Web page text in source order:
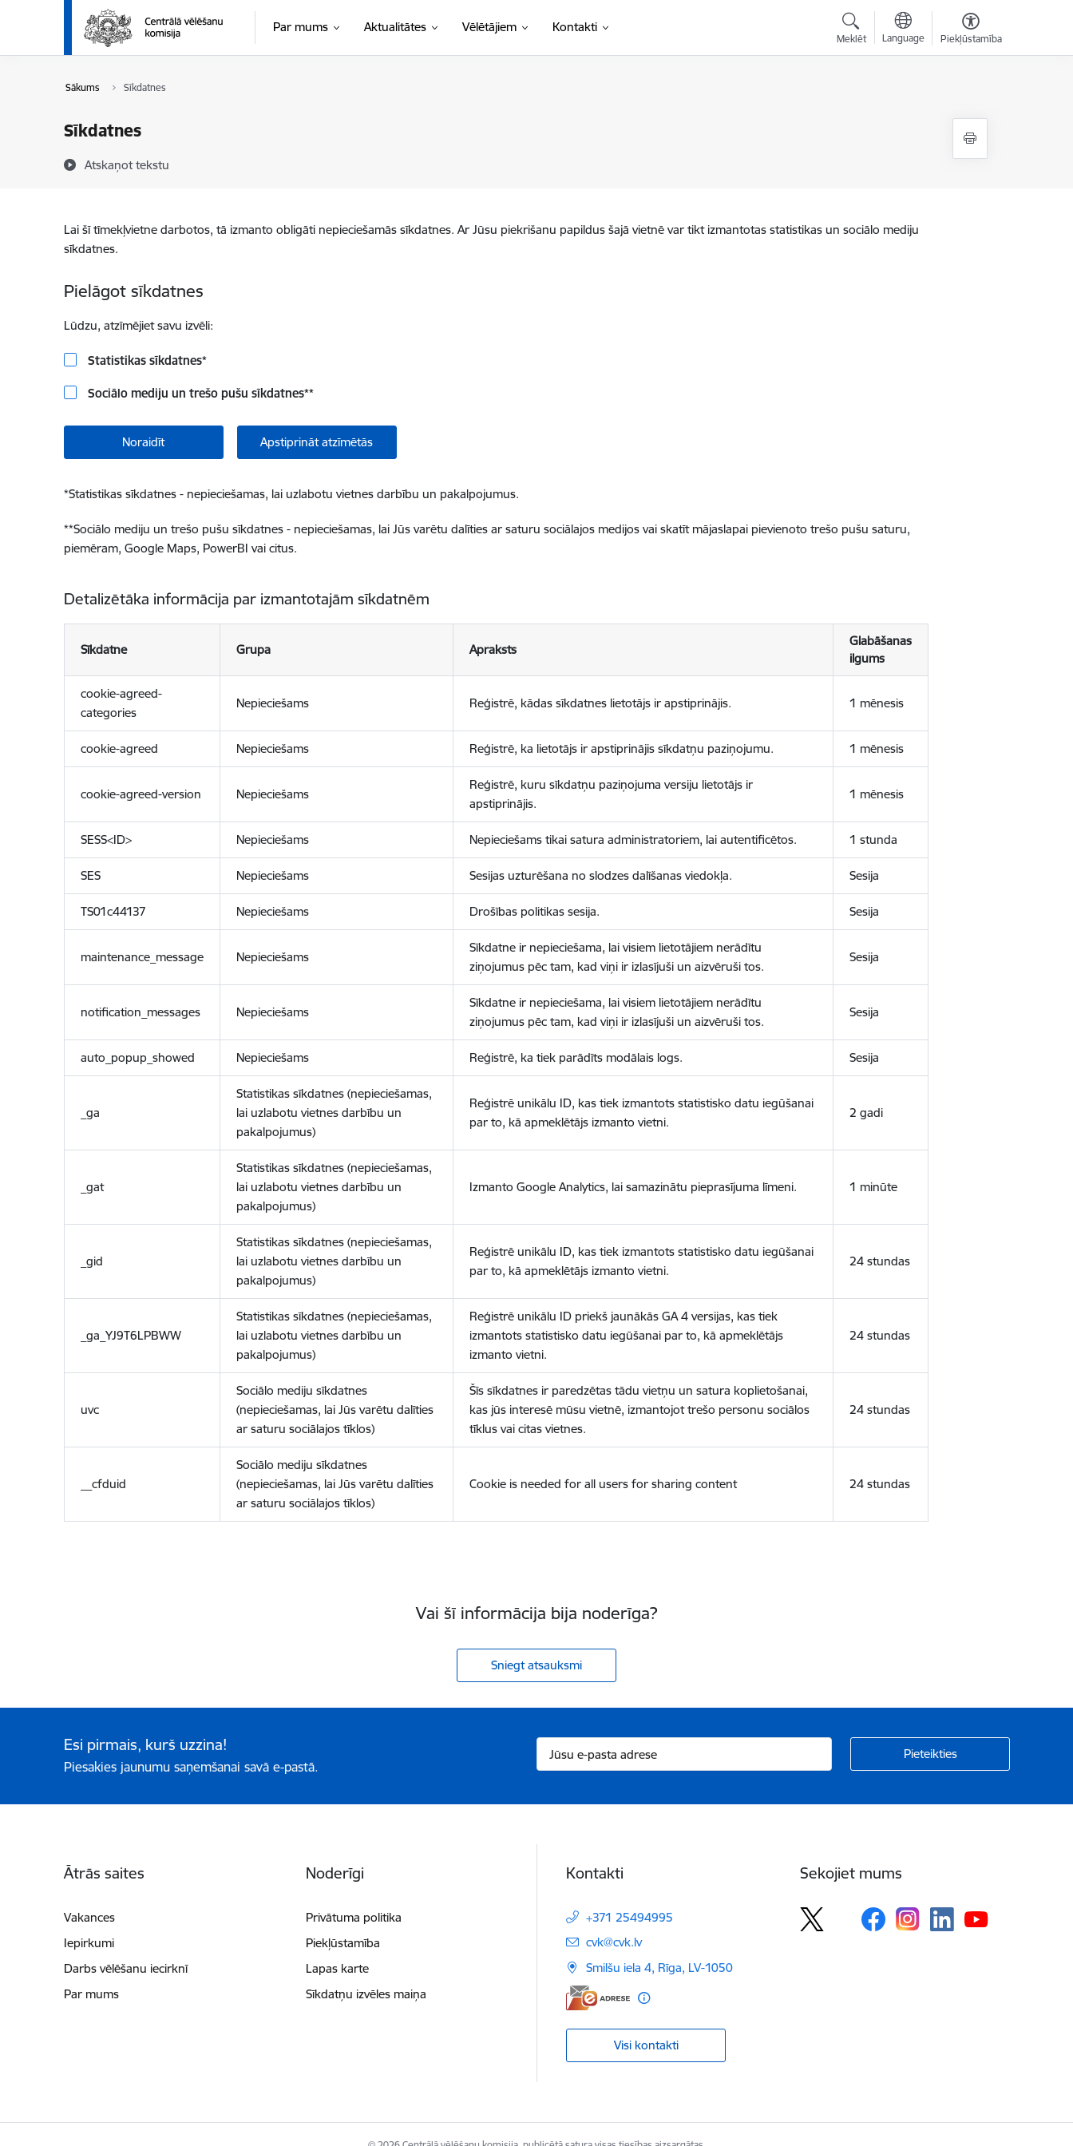
Pāriet uz lapas saturu
Par mums Aktualitātes Vēlētājiem Kontakti
Meklēt Language Piekļūstamība
Sākums Sīkdatnes
Sīkdatnes
Atskaņot tekstu
Lai šī tīmekļvietne darbotos, tā izmanto obligāti nepieciešamās sīkdatnes. Ar Jūsu piekrišanu papildus šajā vietnē var tikt izmantotas statistikas un sociālo mediju
sīkdatnes.
Pielāgot sīkdatnes
Lūdzu, atzīmējiet savu izvēli:
Statistikas sīkdatnes*
Sociālo mediju un trešo pušu sīkdatnes**
Noraidīt Apstiprināt atzīmētās
*Statistikas sīkdatnes - nepieciešamas, lai uzlabotu vietnes darbību un pakalpojumus.
**Sociālo mediju un trešo pušu sīkdatnes - nepieciešamas, lai Jūs varētu dalīties ar saturu sociālajos medijos vai skatīt mājaslapai pievienoto trešo pušu saturu,
piemēram, Google Maps, PowerBI vai citus.
Detalizētāka informācija par izmantotajām sīkdatnēm
Sīkdatne Grupa Apraksts
Glabāšanas
ilgums
cookie-agreed-
categories
Nepieciešams Reģistrē, kādas sīkdatnes lietotājs ir apstiprinājis. 1 mēnesis
cookie-agreed Nepieciešams Reģistrē, ka lietotājs ir apstiprinājis sīkdatņu paziņojumu. 1 mēnesis
cookie-agreed-version Nepieciešams
Reģistrē, kuru sīkdatņu paziņojuma versiju lietotājs ir
apstiprinājis.
1 mēnesis
SESS<ID> Nepieciešams Nepieciešams tikai satura administratoriem, lai autentificētos. 1 stunda
SES Nepieciešams Sesijas uzturēšana no slodzes dalīšanas viedokļa. Sesija
TS01c44137 Nepieciešams Drošības politikas sesija. Sesija
maintenance_message Nepieciešams
Sīkdatne ir nepieciešama, lai visiem lietotājiem nerādītu
ziņojumus pēc tam, kad viņi ir izlasījuši un aizvēruši tos.
Sesija
notification_messages Nepieciešams
Sīkdatne ir nepieciešama, lai visiem lietotājiem nerādītu
ziņojumus pēc tam, kad viņi ir izlasījuši un aizvēruši tos.
Sesija
auto_popup_showed Nepieciešams Reģistrē, ka tiek parādīts modālais logs. Sesija
_ga
Statistikas sīkdatnes (nepieciešamas,
lai uzlabotu vietnes darbību un
pakalpojumus)
Reģistrē unikālu ID, kas tiek izmantots statistisko datu iegūšanai
par to, kā apmeklētājs izmanto vietni.
2 gadi
_gat
Statistikas sīkdatnes (nepieciešamas,
lai uzlabotu vietnes darbību un
pakalpojumus)
Izmanto Google Analytics, lai samazinātu pieprasījuma līmeni. 1 minūte
_gid
Statistikas sīkdatnes (nepieciešamas,
lai uzlabotu vietnes darbību un
pakalpojumus)
Reģistrē unikālu ID, kas tiek izmantots statistisko datu iegūšanai
par to, kā apmeklētājs izmanto vietni.
24 stundas
_ga_YJ9T6LPBWW
Statistikas sīkdatnes (nepieciešamas,
lai uzlabotu vietnes darbību un
pakalpojumus)
Reģistrē unikālu ID priekš jaunākās GA 4 versijas, kas tiek
izmantots statistisko datu iegūšanai par to, kā apmeklētājs
izmanto vietni.
24 stundas
uvc
Sociālo mediju sīkdatnes
(nepieciešamas, lai Jūs varētu dalīties
ar saturu sociālajos tīklos)
Šīs sīkdatnes ir paredzētas tādu vietņu un satura koplietošanai,
kas jūs interesē mūsu vietnē, izmantojot trešo personu sociālos
tīklus vai citas vietnes.
24 stundas
__cfduid
Sociālo mediju sīkdatnes
(nepieciešamas, lai Jūs varētu dalīties
ar saturu sociālajos tīklos)
Cookie is needed for all users for sharing content 24 stundas
Vai šī informācija bija noderīga?
Sniegt atsauksmi
Esi pirmais, kurš uzzina!
Piesakies jaunumu saņemšanai savā e-pastā.
Ātrās saites
Vakances
Iepirkumi
Darbs vēlēšanu iecirknī
Par mums
Noderīgi
Privātuma politika
Piekļūstamība
Lapas karte
Sīkdatņu izvēles maiņa
Kontakti
+371 25494995
E-pasts:
cvk@cvk.lv
Smilšu iela 4, Rīga, LV-1050
Visi kontakti
Sekojiet mums